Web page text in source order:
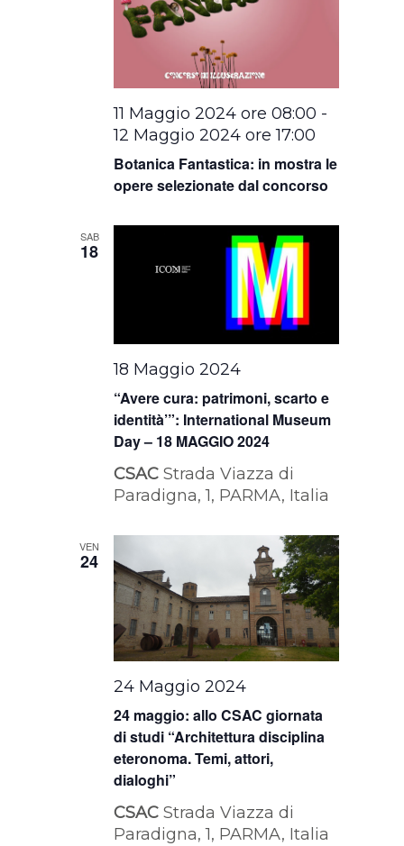
Botanica Fantastica: in mostra le
opere selezionate dal concorso
11 Maggio 2024 ore 08:00 -
12 Maggio 2024 ore 17:00
SAB
18
“Avere cura: patrimoni, scarto e
identità’”: International Museum
Day – 18 MAGGIO 2024
18 Maggio 2024
CSACStrada Viazza di
Paradigna, 1, PARMA, Italia
VEN
24
24 maggio: allo CSAC giornata
di studi “Architettura disciplina
eteronoma. Temi, attori,
dialoghi”
24 Maggio 2024
CSACStrada Viazza di
Paradigna, 1, PARMA, Italia